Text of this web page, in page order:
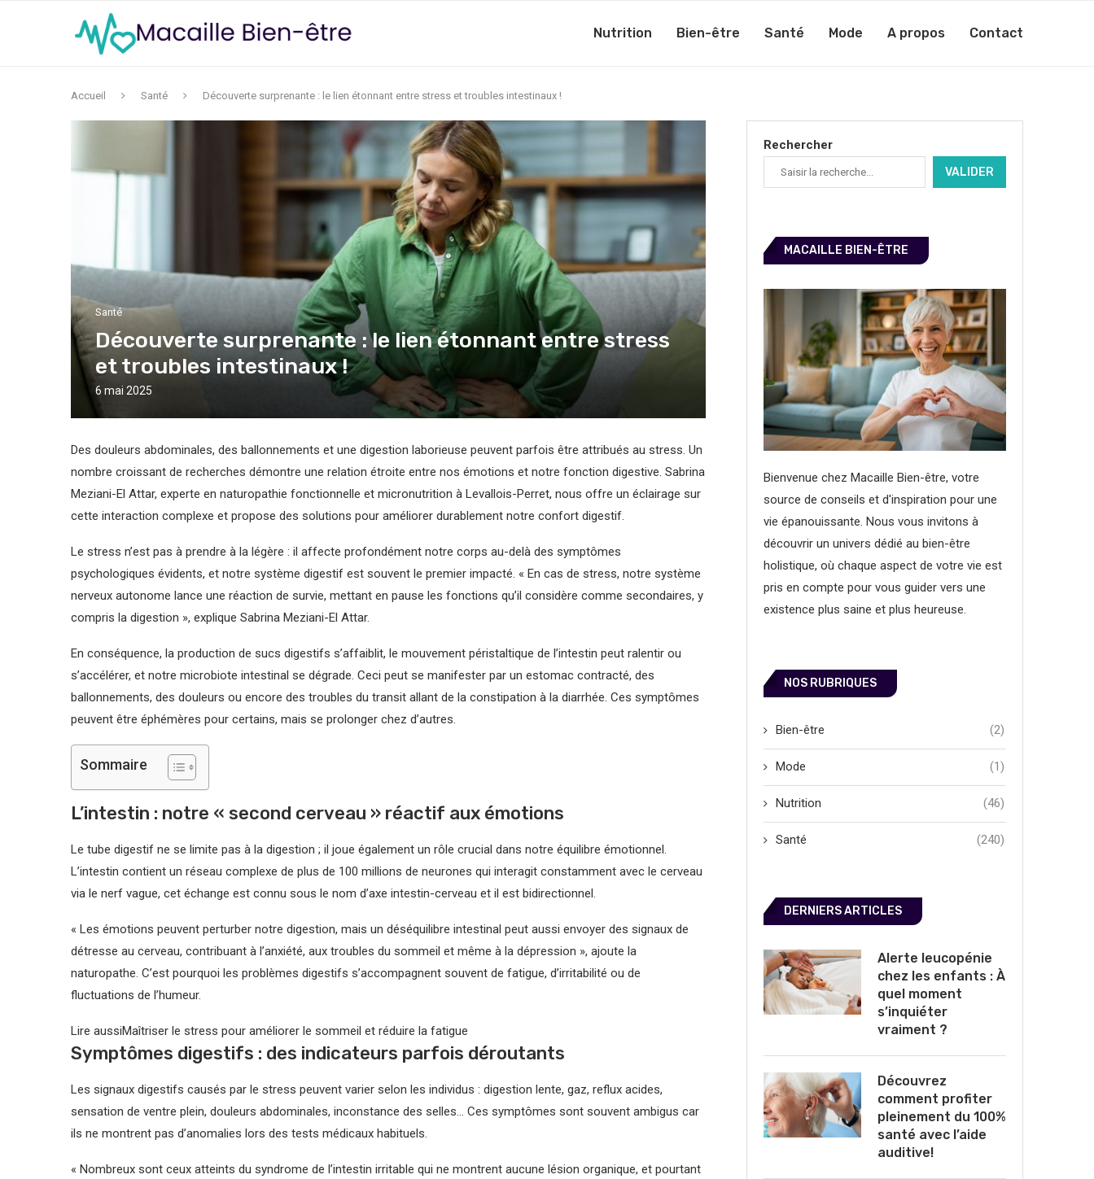
Nutrition Bien-être Santé Mode A propos Contact
Accueil Santé Découverte surprenante : le lien étonnant entre stress et troubles intestinaux !
Santé
Découverte surprenante : le lien étonnant entre stress
et troubles intestinaux !
6 mai 2025
Des douleurs abdominales, des ballonnements et une digestion laborieuse peuvent parfois être attribués au stress. Un
nombre croissant de recherches démontre une relation étroite entre nos émotions et notre fonction digestive. Sabrina
Meziani-El Attar, experte en naturopathie fonctionnelle et micronutrition à Levallois-Perret, nous offre un éclairage sur
cette interaction complexe et propose des solutions pour améliorer durablement notre confort digestif.
Le stress n’est pas à prendre à la légère : il affecte profondément notre corps au-delà des symptômes
psychologiques évidents, et notre système digestif est souvent le premier impacté. « En cas de stress, notre système
nerveux autonome lance une réaction de survie, mettant en pause les fonctions qu’il considère comme secondaires, y
compris la digestion », explique Sabrina Meziani-El Attar.
En conséquence, la production de sucs digestifs s’affaiblit, le mouvement péristaltique de l’intestin peut ralentir ou
s’accélérer, et notre microbiote intestinal se dégrade. Ceci peut se manifester par un estomac contracté, des
ballonnements, des douleurs ou encore des troubles du transit allant de la constipation à la diarrhée. Ces symptômes
peuvent être éphémères pour certains, mais se prolonger chez d’autres.
Sommaire
L’intestin : notre « second cerveau » réactif aux émotions
Le tube digestif ne se limite pas à la digestion ; il joue également un rôle crucial dans notre équilibre émotionnel.
L’intestin contient un réseau complexe de plus de 100 millions de neurones qui interagit constamment avec le cerveau
via le nerf vague, cet échange est connu sous le nom d’axe intestin-cerveau et il est bidirectionnel.
« Les émotions peuvent perturber notre digestion, mais un déséquilibre intestinal peut aussi envoyer des signaux de
détresse au cerveau, contribuant à l’anxiété, aux troubles du sommeil et même à la dépression », ajoute la
naturopathe. C’est pourquoi les problèmes digestifs s’accompagnent souvent de fatigue, d’irritabilité ou de
fluctuations de l’humeur.
Lire aussiMaîtriser le stress pour améliorer le sommeil et réduire la fatigue
Symptômes digestifs : des indicateurs parfois déroutants
Les signaux digestifs causés par le stress peuvent varier selon les individus : digestion lente, gaz, reflux acides,
sensation de ventre plein, douleurs abdominales, inconstance des selles… Ces symptômes sont souvent ambigus car
ils ne montrent pas d’anomalies lors des tests médicaux habituels.
« Nombreux sont ceux atteints du syndrome de l’intestin irritable qui ne montrent aucune lésion organique, et pourtant
Rechercher
VALIDER
MACAILLE BIEN-ÊTRE
Bienvenue chez Macaille Bien-être, votre
source de conseils et d'inspiration pour une
vie épanouissante. Nous vous invitons à
découvrir un univers dédié au bien-être
holistique, où chaque aspect de votre vie est
pris en compte pour vous guider vers une
existence plus saine et plus heureuse.
NOS RUBRIQUES
Bien-être (2)
Mode (1)
Nutrition (46)
Santé (240)
DERNIERS ARTICLES
Alerte leucopénie
chez les enfants : À
quel moment
s’inquiéter
vraiment ?
Découvrez
comment profiter
pleinement du 100%
santé avec l’aide
auditive!